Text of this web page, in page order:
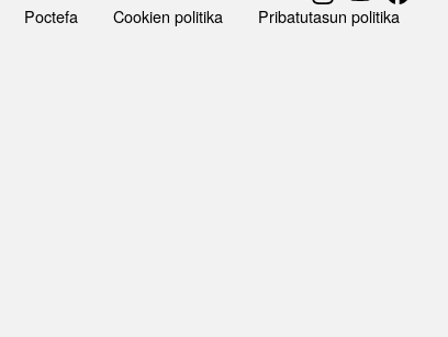
Poctefa Cookien politika Pribatutasun politika